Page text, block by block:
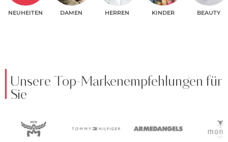
NEUHEITEN DAMEN HERREN KINDER BEAUTY
Unsere Top-Markenempfehlungen für
Sie